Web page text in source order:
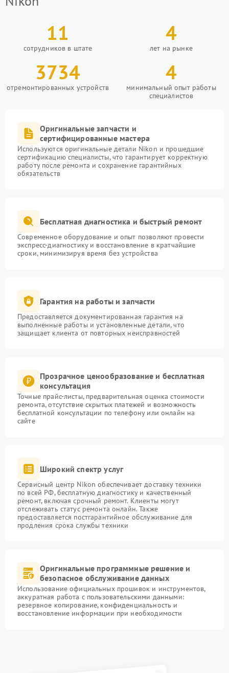
11
сотрудников в штате
4
лет на рынке
3734
отремонтированных устройств
4
минимальный опыт работы
специалистов
Оригинальные запчасти и
сертифицированные мастера
Используются оригинальные детали Nikon и прошедшие
сертификацию специалисты, что гарантирует корректную
работу после ремонта и сохранение гарантийных
обязательств
Бесплатная диагностика и быстрый ремонт
Современное оборудование и опыт позволяют провести
экспресс-диагностику и восстановление в кратчайшие
сроки, минимизируя время без устройства
Гарантия на работы и запчасти
Предоставляется документированная гарантия на
выполненные работы и установленные детали, что
защищает клиента от повторных неисправностей
Прозрачное ценообразование и бесплатная
консультация
Точные прайс-листы, предварительная оценка стоимости
ремонта, отсутствие скрытых платежей и возможность
бесплатной консультации по телефону или онлайн на
сайте
Широкий спектр услуг
Сервисный центр Nikon обеспечивает доставку техники
по всей РФ, бесплатную диагностику и качественный
ремонт, включая срочный ремонт. Клиенты могут
отслеживать статус ремонта онлайн. Также
предоставляется постгарантийное обслуживание для
продления срока службы техники
Оригинальные программные решение и
безопасное обслуживание данных
Использование официальных прошивок и инструментов,
аккуратная работа с пользовательскими данными:
резервное копирование, конфиденциальность и
восстановление информации при необходимости